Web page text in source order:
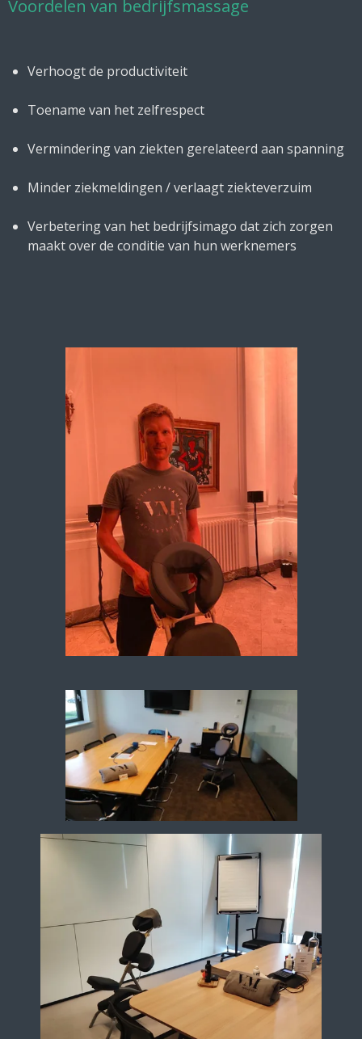
Voordelen van bedrijfsmassage
Verhoogt de productiviteit
Toename van het zelfrespect
Vermindering van ziekten gerelateerd aan spanning
Minder ziekmeldingen / verlaagt ziekteverzuim
Verbetering van het bedrijfsimago dat zich zorgen
maakt over de conditie van hun werknemers